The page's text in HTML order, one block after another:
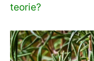
teorie?